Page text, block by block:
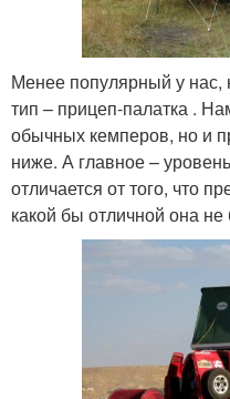
Менее популярный у
тип – прицеп-палатка .
обычных кемперов, но и
ниже. А главное –
отличается от того, что
какой бы отличной она